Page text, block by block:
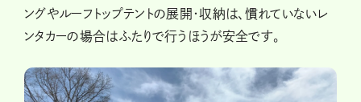
ングやルーフトップテントの展開・収納は、慣れていないレ
ンタカーの場合はふたりで行うほうが安全です。